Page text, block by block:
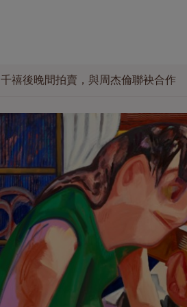
千禧後晚間拍賣，與周杰倫聯袂合作